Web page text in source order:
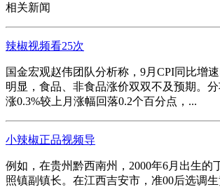
相关新闻
辣椒视频看25次
国金宏观赵伟团队分析称，9月CPI同比增
明显，食品、非食品涨价双双不及预期。
涨0.3%较上月涨幅回落0.2个百分点，...
小辣椒正品视频导
例如，在贵州黔西南州，2000年6月出生的
照镇副镇长。在江西吉安市，准00后选调